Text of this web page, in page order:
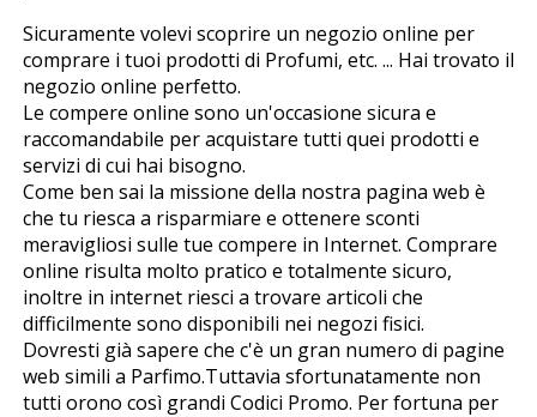
Sicuramente volevi scoprire un negozio online per
comprare i tuoi prodotti di Profumi, etc. ... Hai trovato il
negozio online perfetto.
Le compere online sono un'occasione sicura e
raccomandabile per acquistare tutti quei prodotti e
servizi di cui hai bisogno.
Come ben sai la missione della nostra pagina web è
che tu riesca a risparmiare e ottenere sconti
meravigliosi sulle tue compere in Internet. Comprare
online risulta molto pratico e totalmente sicuro,
inoltre in internet riesci a trovare articoli che
difficilmente sono disponibili nei negozi fisici.
Dovresti già sapere che c'è un gran numero di pagine
web simili a Parfimo.Tuttavia sfortunatamente non
tutti offrono così grandi Codici Promo. Per fortuna per